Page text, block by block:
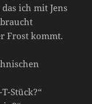
ich mit Jens
Frost kommt.
Stück?“